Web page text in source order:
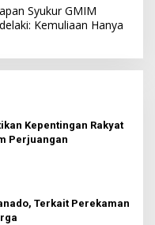
Syukur GMIM
Kemuliaan Hanya
Kepentingan Rakyat
Perjuangan
Terkait Perekaman